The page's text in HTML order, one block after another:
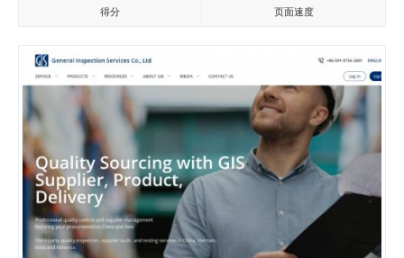
得分 页面速度